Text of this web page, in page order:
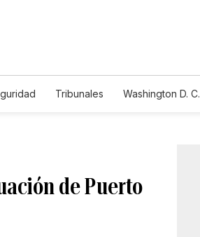
Tribunales Washington D. C.
de Puerto